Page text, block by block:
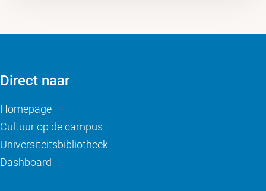
Direct naar
Homepage
Cultuur op de campus
Universiteitsbibliotheek
Dashboard